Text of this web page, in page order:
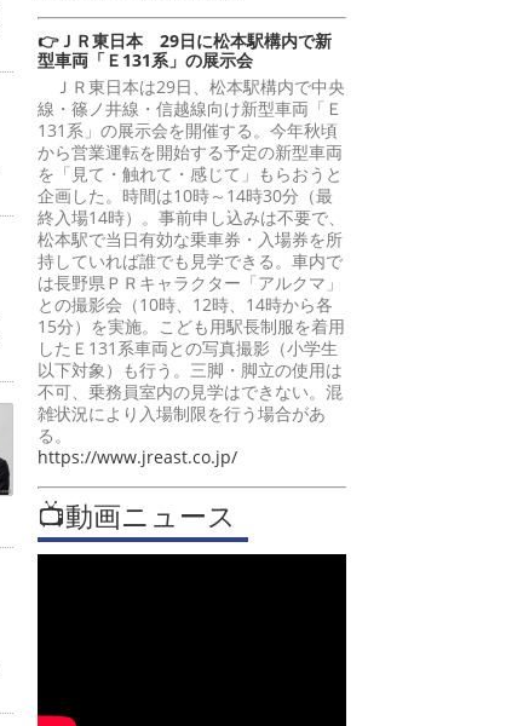
👉ＪＲ東日本 29日に松本駅構内で新
型車両「Ｅ131系」の展示会
ＪＲ東日本は29日、松本駅構内で中央
線・篠ノ井線・信越線向け新型車両「Ｅ
131系」の展示会を開催する。今年秋頃
から営業運転を開始する予定の新型車両
を「見て・触れて・感じて」もらおうと
企画した。時間は10時～14時30分（最
終入場14時）。事前申し込みは不要で、
松本駅で当日有効な乗車券・入場券を所
持していれば誰でも見学できる。車内で
は長野県ＰＲキャラクター「アルクマ」
との撮影会（10時、12時、14時から各
15分）を実施。こども用駅長制服を着用
したＥ131系車両との写真撮影（小学生
以下対象）も行う。三脚・脚立の使用は
不可、乗務員室内の見学はできない。混
雑状況により入場制限を行う場合があ
る。
https://www.jreast.co.jp/
📺動画ニュース